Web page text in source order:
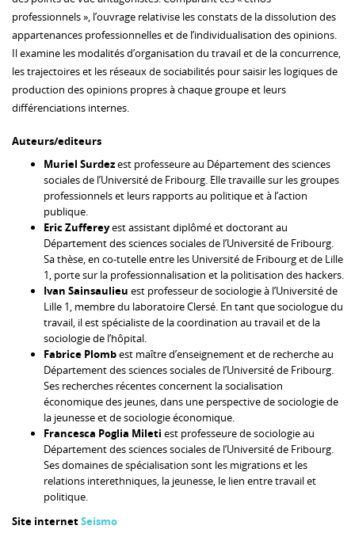
professionnels », l’ouvrage relativise les constats de la dissolution des
appartenances professionnelles et de l’individualisation des opinions.
Il examine les modalités d’organisation du travail et de la concurrence,
les trajectoires et les réseaux de sociabilités pour saisir les logiques de
production des opinions propres à chaque groupe et leurs
différenciations internes.
Auteurs/editeurs
Muriel Surdezest professeure au Département des sciences
sociales de l’Université de Fribourg. Elle travaille sur les groupes
professionnels et leurs rapports au politique et à l’action
publique.
Eric Zuffereyest assistant diplômé et doctorant au
Département des sciences sociales de l’Université de Fribourg.
Sa thèse, en co-tutelle entre les Université de Fribourg et de Lille
1, porte sur la professionnalisation et la politisation des hackers.
Ivan Sainsaulieu est professeur de sociologie à l’Université de
Lille 1, membre du laboratoire Clersé. En tant que sociologue du
travail, il est spécialiste de la coordination au travail et de la
sociologie de l’hôpital.
Fabrice Plombest maître d’enseignement et de recherche au
Département des sciences sociales de l’Université de Fribourg.
Ses recherches récentes concernent la socialisation
économique des jeunes, dans une perspective de sociologie de
la jeunesse et de sociologie économique.
Francesca Poglia Mileti est professeure de sociologie au
Département des sciences sociales de l’Université de Fribourg.
Ses domaines de spécialisation sont les migrations et les
relations interethniques, la jeunesse, le lien entre travail et
politique.
Site internetSeismo